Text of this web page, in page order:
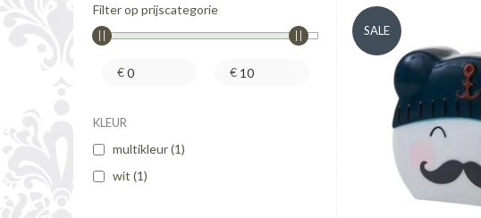
Filter op prijscategorie
€ €
KLEUR
multikleur(1)
wit (1)
SALE